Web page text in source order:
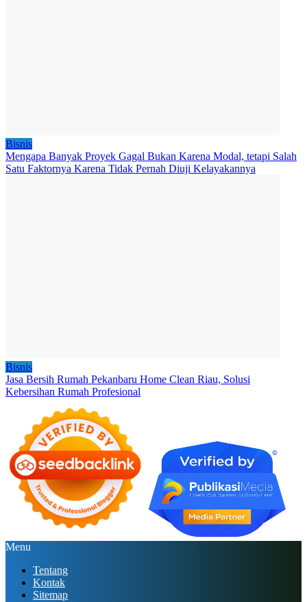
Bisnis
Mengapa Banyak Proyek Gagal Bukan Karena Modal, tetapi Salah
Satu Faktornya Karena Tidak Pernah Diuji Kelayakannya
Bisnis
Jasa Bersih Rumah Pekanbaru Home Clean Riau, Solusi
Kebersihan Rumah Profesional
Menu
Tentang
Kontak
Sitemap